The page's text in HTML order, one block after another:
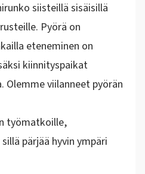
siisteillä sisäisillä
Pyörä on
eteneminen on
kiinnityspaikat
Olemme viilanneet pyörän
työmatkoille,
pärjää hyvin ympäri